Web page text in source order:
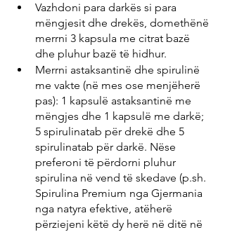
Vazhdoni para darkës si para
mëngjesit dhe drekës, domethënë
merrni 3 kapsula me citrat bazë
dhe pluhur bazë të hidhur.
Merrni astaksantinë dhe spirulinë
me vakte (në mes ose menjëherë
pas): 1 kapsulë astaksantinë me
mëngjes dhe 1 kapsulë me darkë;
5 spirulinatab për drekë dhe 5
spirulinatab për darkë. Nëse
preferoni të përdorni pluhur
spirulina në vend të skedave (p.sh.
Spirulina Premium nga Gjermania
nga natyra efektive, atëherë
përziejeni këtë dy herë në ditë në